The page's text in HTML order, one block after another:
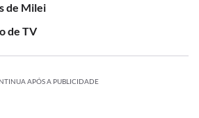
de Milei
de TV
APÓS A PUBLICIDADE